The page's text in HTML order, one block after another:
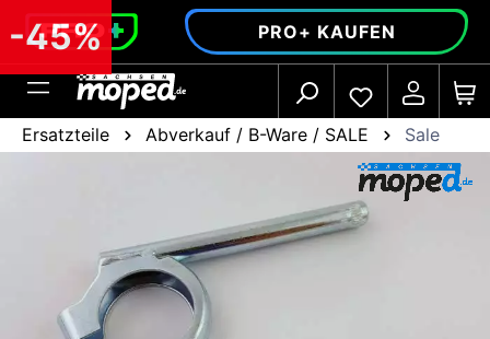
springen PRO+ KAUFEN
Ersatzteile Abverkauf / B-Ware / SALE Sale
-45%